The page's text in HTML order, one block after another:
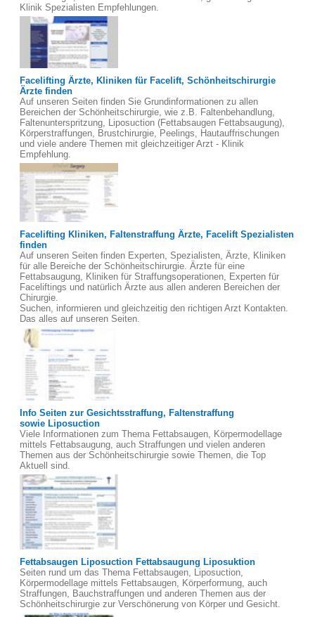
Klinik Spezialisten Empfehlungen.
Facelifting Ärzte, Kliniken für Facelift, Schönheitschirurgie
Ärzte finden
Auf unseren Seiten finden Sie Grundinformationen zu allen
Bereichen der Schönheitschirurgie, wie z.B. Faltenbehandlung,
Faltenunterspritzung, Liposuction (Fettabsaugen Fettabsaugung),
Körperstraffungen, Brustchirurgie, Peelings, Hautauffrischungen
und viele andere Themen mit gleichzeitiger Arzt - Klinik
Empfehlung.
Facelifting Kliniken, Faltenstraffung Ärzte, Facelift Spezialisten
finden
Auf unseren Seiten finden Experten, Spezialisten, Ärzte, Kliniken
für alle Bereiche der Schönheitschirurgie. Ärzte für eine
Fettabsaugung, Kliniken für Straffungsoperationen, Experten für
Faceliftings und natürlich Ärzte aus allen anderen Bereichen der
Chirurgie.
Suchen, informieren und gleichzeitig den richtigen Arzt Kontakten.
Das alles auf unseren Seiten.
Info Seiten zur Gesichtsstraffung, Faltenstraffung
sowie Liposuction
Viele Informationen zum Thema Fettabsaugen, Körpermodellage
mittels Fettabsaugung, auch Straffungen und vielen anderen
Themen aus der Schönheitschirurgie sowie Themen, die Top
Aktuell sind.
Fettabsaugen Liposuction Fettabsaugung Liposuktion
Seiten rund um das Thema Fettabsaugen, Liposuction,
Körpermodellage mittels Fettabsaugen, Körperformung, auch
Straffungen, Bauchstraffungen und anderen Themen aus der
Schönheitschirurgie zur Verschönerung von Körper und Gesicht.